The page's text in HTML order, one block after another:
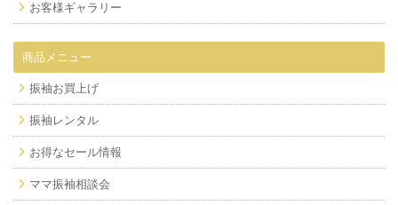
お客様ギャラリー
商品メニュー
振袖お買上げ
振袖レンタル
お得なセール情報
ママ振袖相談会